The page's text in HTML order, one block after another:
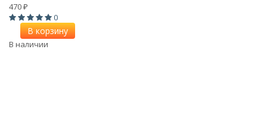
470 ₽
0
В корзину
В наличии